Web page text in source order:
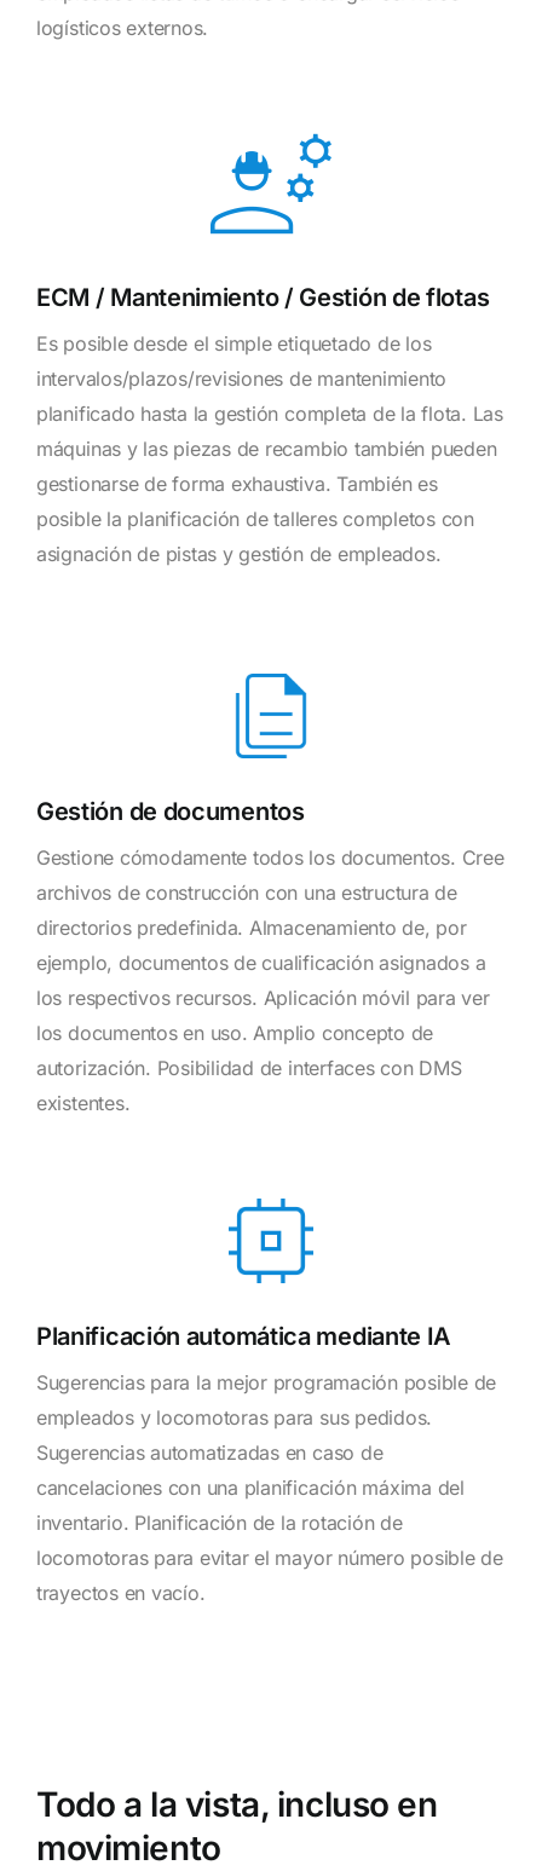
logísticos externos.
ECM / Mantenimiento / Gestión de flotas
Es posible desde el simple etiquetado de los
intervalos/plazos/revisiones de mantenimiento
planificado hasta la gestión completa de la flota. Las
máquinas y las piezas de recambio también pueden
gestionarse de forma exhaustiva. También es
posible la planificación de talleres completos con
asignación de pistas y gestión de empleados.
Gestión de documentos
Gestione cómodamente todos los documentos. Cree
archivos de construcción con una estructura de
directorios predefinida. Almacenamiento de, por
ejemplo, documentos de cualificación asignados a
los respectivos recursos. Aplicación móvil para ver
los documentos en uso. Amplio concepto de
autorización. Posibilidad de interfaces con DMS
existentes.
Planificación automática mediante IA
Sugerencias para la mejor programación posible de
empleados y locomotoras para sus pedidos.
Sugerencias automatizadas en caso de
cancelaciones con una planificación máxima del
inventario. Planificación de la rotación de
locomotoras para evitar el mayor número posible de
trayectos en vacío.
Todo a la vista, incluso en
movimiento